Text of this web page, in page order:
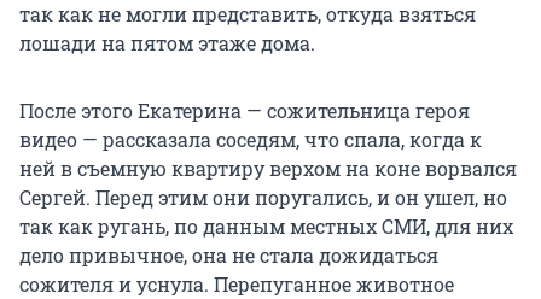
так как не могли представить, откуда взяться
лошади на пятом этаже дома.
После этого Екатерина — сожительница героя
видео — рассказала соседям, что спала, когда к
ней в съемную квартиру верхом на коне ворвался
Сергей. Перед этим они поругались, и он ушел, но
так как ругань, по данным местных СМИ, для них
дело привычное, она не стала дожидаться
сожителя и уснула. Перепуганное животное